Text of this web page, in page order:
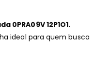
12P1O1.
ideal para quem busca